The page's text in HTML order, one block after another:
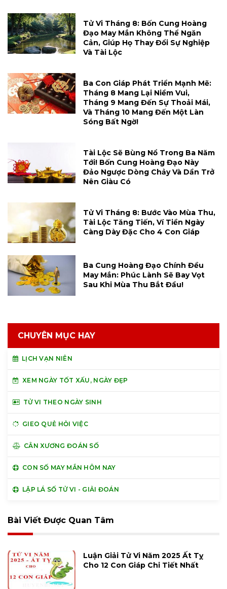
Tử Vi Tháng 8: Bốn Cung Hoàng
Đạo May Mắn Không Thể Ngăn
Cản, Giúp Họ Thay Đổi Sự Nghiệp
Và Tài Lộc
Ba Con Giáp Phát Triển Mạnh Mẽ:
Tháng 8 Mang Lại Niềm Vui,
Tháng 9 Mang Đến Sự Thoải Mái,
Và Tháng 10 Mang Đến Một Làn
Sóng Bất Ngờ!
Tài Lộc Sẽ Bùng Nổ Trong Ba Năm
Tới! Bốn Cung Hoàng Đạo Này
Đảo Ngược Dòng Chảy Và Dần Trở
Nên Giàu Có
Tử Vi Tháng 8: Bước Vào Mùa Thu,
Tài Lộc Tăng Tiến, Ví Tiền Ngày
Càng Dày Đặc Cho 4 Con Giáp
Ba Cung Hoàng Đạo Chính Đều
May Mắn: Phúc Lành Sẽ Bay Vọt
Sau Khi Mùa Thu Bắt Đầu!
CHUYÊN MỤC HAY
LỊCH VẠN NIÊN
XEM NGÀY TỐT XẤU, NGÀY ĐẸP
TỬ VI THEO NGÀY SINH
GIEO QUẺ HỎI VIỆC
CÂN XƯƠNG ĐOÁN SỐ
CON SỐ MAY MẮN HÔM NAY
LẬP LÁ SỐ TỬ VI - GIẢI ĐOÁN
Bài Viết Được Quan Tâm
Luận Giải Tử Vi Năm 2025 Ất Tỵ
Cho 12 Con Giáp Chi Tiết Nhất